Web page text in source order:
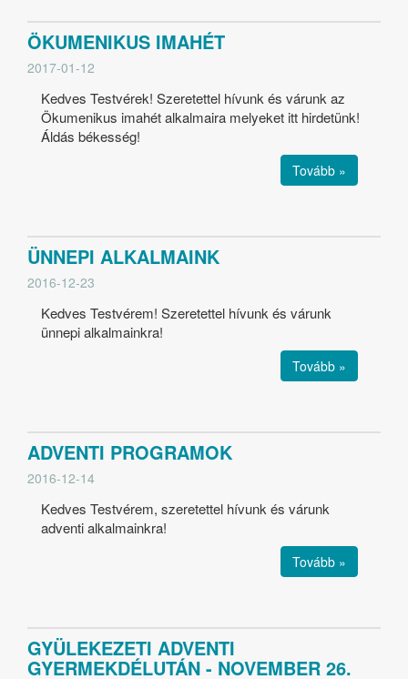
ÖKUMENIKUS IMAHÉT
2017-01-12
Kedves Testvérek! Szeretettel hívunk és várunk az
Ökumenikus imahét alkalmaira melyeket itt hirdetünk!
Áldás békesség!
Tovább »
ÜNNEPI ALKALMAINK
2016-12-23
Kedves Testvérem! Szeretettel hívunk és várunk
ünnepi alkalmainkra!
Tovább »
ADVENTI PROGRAMOK
2016-12-14
Kedves Testvérem, szeretettel hívunk és várunk
adventi alkalmainkra!
Tovább »
GYÜLEKEZETI ADVENTI
GYERMEKDÉLUTÁN - NOVEMBER 26.